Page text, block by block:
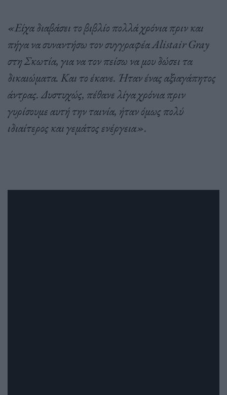
«Είχα διαβάσει το βιβλίο πολλά χρόνια πριν και
πήγα να συναντήσω τον συγγραφέα Alistair Gray
στη Σκωτία, για να τον πείσω να μου δώσει τα
δικαιώματα. Και το έκανε. Ήταν ένας αξιαγάπητος
άντρας. Δυστυχώς, πέθανε λίγα χρόνια πριν
γυρίσουμε αυτή την ταινία, ήταν όμως πολύ
ιδιαίτερος και γεμάτος ενέργεια».